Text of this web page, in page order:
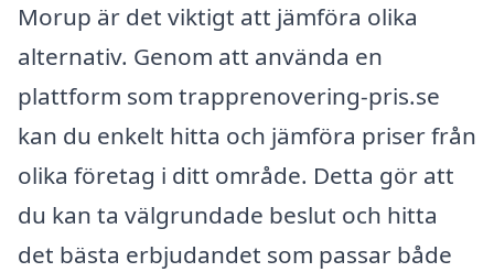
Morup är det viktigt att jämföra olika
alternativ. Genom att använda en
plattform som trapprenovering-pris.se
kan du enkelt hitta och jämföra priser från
olika företag i ditt område. Detta gör att
du kan ta välgrundade beslut och hitta
det bästa erbjudandet som passar både